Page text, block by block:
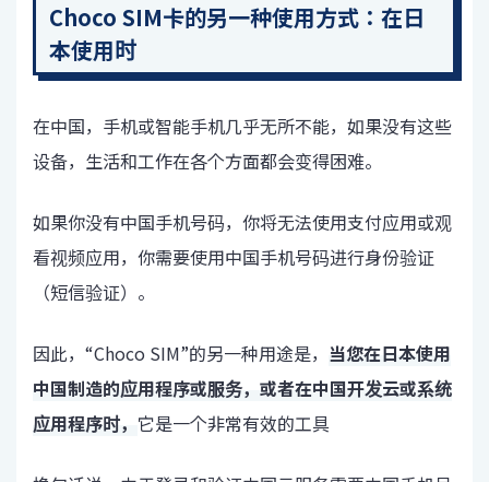
Choco SIM卡的另一种使用方式：在日
本使用时
在中国，手机或智能手机几乎无所不能，如果没有这些
设备，生活和工作在各个方面都会变得困难。
如果你没有中国手机号码，你将无法使用支付应用或观
看视频应用，你需要使用中国手机号码进行身份验证
（短信验证）。
因此，“Choco SIM”的另一种用途是， 当您在日本使用
中国制造的应用程序或服务，或者在中国开发云或系统
应用程序时， 它是一个非常有效的工具